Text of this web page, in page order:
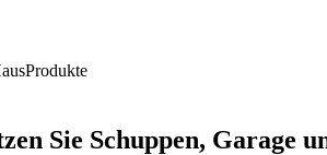
Produkte
Sie Schuppen, Garage